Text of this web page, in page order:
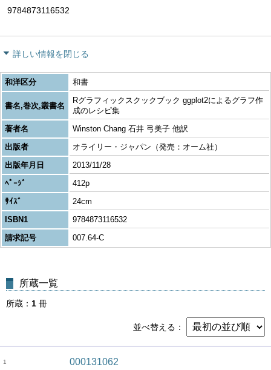
9784873116532
詳しい情報を閉じる
和洋区分 和書
書名,巻次,叢書名
Rグラフィックスクックブック ggplot2によるグラフ作
成のレシピ集
著者名
Winston Chang 石井 弓美子 他訳
出版者
オライリー・ジャパン（発売：オーム社）
出版年月日
2013/11/28
ﾍﾟｰｼﾞ
412p
ｻｲｽﾞ
24cm
ISBN1
9784873116532
請求記号
007.64-C
所蔵一覧
所蔵 1 冊
並べ替える
1 000131062